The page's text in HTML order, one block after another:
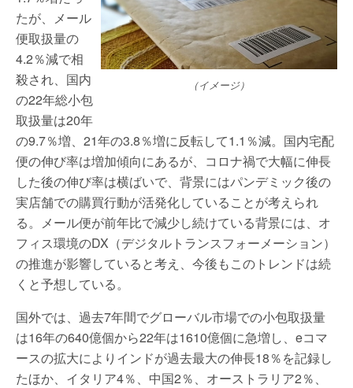
（イメージ）
たが、メール
便取扱量の
4.2％減で相
殺され、国内
の22年総小包
取扱量は20年
の9.7％増、21年の3.8％増に反転して1.1％減。国内宅配
便の伸び率は増加傾向にあるが、コロナ禍で大幅に伸長
した後の伸び率は横ばいで、背景にはパンデミック後の
実店舗での購買行動が活発化していることが考えられ
る。メール便が前年比で減少し続けている背景には、オ
フィス環境のDX（デジタルトランスフォーメーション）
の推進が影響していると考え、今後もこのトレンドは続
くと予想している。
国外では、過去7年間でグローバル市場での小包取扱量
は16年の640億個から22年は1610億個に急増し、eコマ
ースの拡大によりインドが過去最大の伸長18％を記録し
たほか、イタリア4％、中国2％、オーストラリア2％、